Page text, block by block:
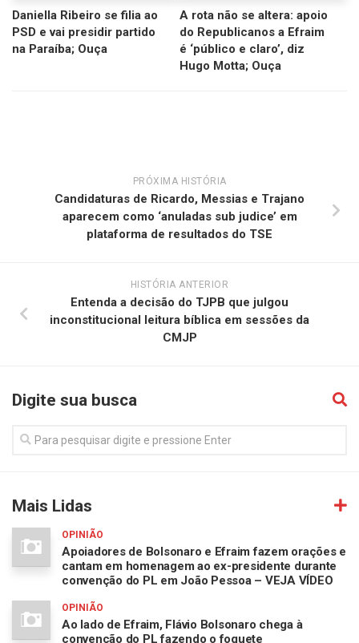
Daniella Ribeiro se filia ao
PSD e vai presidir partido
na Paraíba; Ouça
A rota não se altera: apoio
do Republicanos a Efraim
é ‘público e claro’, diz
Hugo Motta; Ouça
PRÓXIMA HISTÓRIA
Candidaturas de Ricardo, Messias e Trajano
aparecem como ‘anuladas sub judice’ em
plataforma de resultados do TSE
HISTÓRIA ANTERIOR
Entenda a decisão do TJPB que julgou
inconstitucional leitura bíblica em sessões da
CMJP
Digite sua busca
Mais Lidas
OPINIÃO
Apoiadores de Bolsonaro e Efraim fazem orações e
cantam em homenagem ao ex-presidente durante
convenção do PL em João Pessoa – VEJA VÍDEO
OPINIÃO
Ao lado de Efraim, Flávio Bolsonaro chega à
convenção do PL fazendo o foguete